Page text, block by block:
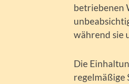
betriebenen
während sie
Die
regelmäßige